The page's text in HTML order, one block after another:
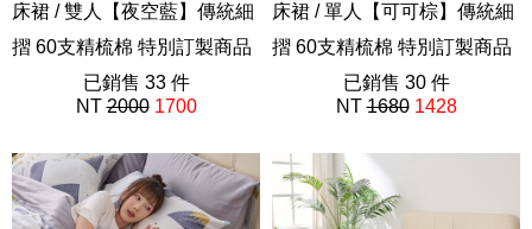
床裙 / 雙人【夜空藍】傳統細
摺 60支精梳棉 特別訂製商品
已銷售 33 件
NT2000 1700
床裙 / 單人【可可棕】傳統細
摺 60支精梳棉 特別訂製商品
已銷售 30 件
NT1680 1428